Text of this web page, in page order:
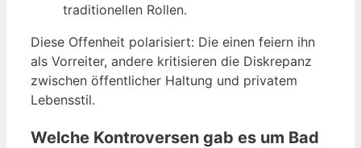
traditionellen Rollen.
Diese Offenheit polarisiert: Die einen feiern ihn
als Vorreiter, andere kritisieren die Diskrepanz
zwischen öffentlicher Haltung und privatem
Lebensstil.
Welche Kontroversen gab es um Bad